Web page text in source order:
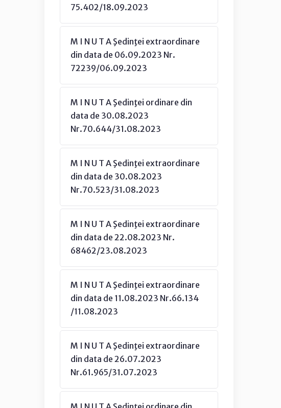
75.402/18.09.2023
M I N U T A Şedinţei extraordinare
din data de 06.09.2023 Nr.
72239/06.09.2023
M I N U T A Şedinţei ordinare din
data de 30.08.2023
Nr.70.644/31.08.2023
M I N U T A Şedinţei extraordinare
din data de 30.08.2023
Nr.70.523/31.08.2023
M I N U T A Şedinţei extraordinare
din data de 22.08.2023 Nr.
68462/23.08.2023
M I N U T A Şedinţei extraordinare
din data de 11.08.2023 Nr.66.134
/11.08.2023
M I N U T A Şedinţei extraordinare
din data de 26.07.2023
Nr.61.965/31.07.2023